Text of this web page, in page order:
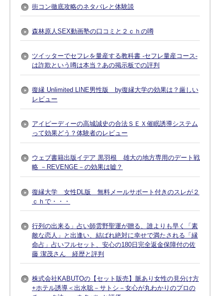
街コン徹底攻略のネタバレと体験談
森林原人SEX動画塾の口コミと２ｃｈの噂
ツイッターでセフレを量産する教科書 -セフレ量産コース-
は詐欺という噂は本当？あの掲示板での評判
復縁 Unlimited LINE男性版 by復縁大学の効果は？厳しい
レビュー
アイピーディーの高城誠史の合法ＳＥＸ催眠誘導システム
って効果どう？体験者のレビュー
ウェブ書籍出版イデア 黒羽根 雄大の地方専用のデート戦
略 －REVENGE－の効果は嘘？
復縁大学 女性DL版 無料メールサポート付きのスレが２
ｃｈで・・・
行列の出来る」占い師雲野聖運が贈る、誰よりも早く「素
敵な恋人」と出逢い、結ばれ絶対に幸せで満たされる「縁
命占」占いフルセット、安心の180日完全返金保障付の佐
藤 潔茂さん 経歴と評判
株式会社KABUTOの【セット販売】脈あり女性の見分け方
+ホテル誘導＜出水聡－サトシ－女心が丸わかりのプロの